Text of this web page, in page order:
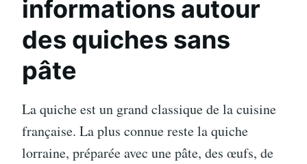
informations autour
des quiches sans
pâte
La quiche est un grand classique de la cuisine
française. La plus connue reste la quiche
lorraine, préparée avec une pâte, des œufs, de